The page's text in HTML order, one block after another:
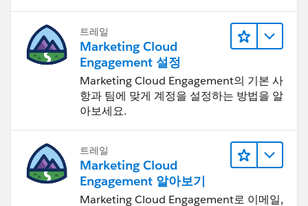
트레일
Marketing Cloud
Engagement 설정
Marketing Cloud Engagement의 기본 사
항과 팀에 맞게 계정을 설정하는 방법을 알
아보세요.
트레일
Marketing Cloud
Engagement 알아보기
Marketing Cloud Engagement로 이메일,